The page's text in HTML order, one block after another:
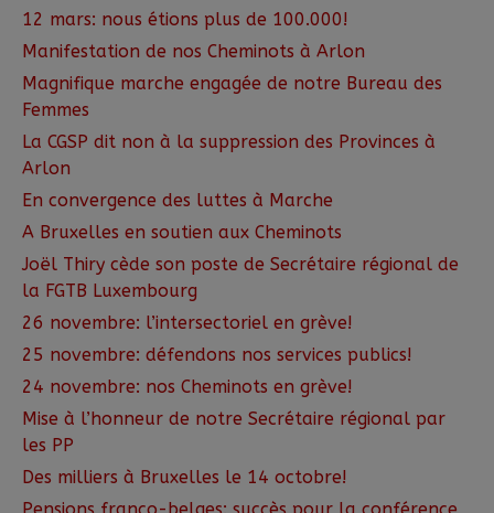
12 mars: nous étions plus de 100.000!
Manifestation de nos Cheminots à Arlon
Magnifique marche engagée de notre Bureau des
Femmes
La CGSP dit non à la suppression des Provinces à
Arlon
En convergence des luttes à Marche
A Bruxelles en soutien aux Cheminots
Joël Thiry cède son poste de Secrétaire régional de
la FGTB Luxembourg
26 novembre: l’intersectoriel en grève!
25 novembre: défendons nos services publics!
24 novembre: nos Cheminots en grève!
Mise à l’honneur de notre Secrétaire régional par
les PP
Des milliers à Bruxelles le 14 octobre!